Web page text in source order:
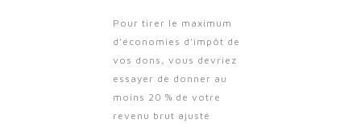
Pour tirer le maximum
d’économies d’impôt de
vos dons, vous devriez
essayer de donner au
moins 20 % de votre
revenu brut ajusté